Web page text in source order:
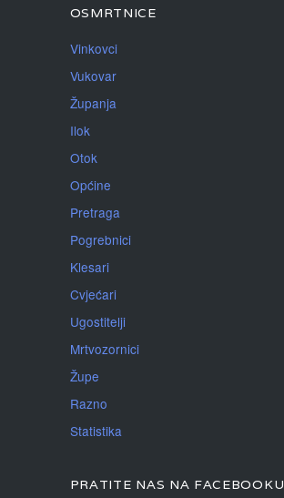
OSMRTNICE
Vinkovci
Vukovar
Županja
Ilok
Otok
Općine
Pretraga
Pogrebnici
Klesari
Cvjećari
Ugostitelji
Mrtvozornici
Župe
Razno
Statistika
PRATITE NAS NA FACEBOOKU